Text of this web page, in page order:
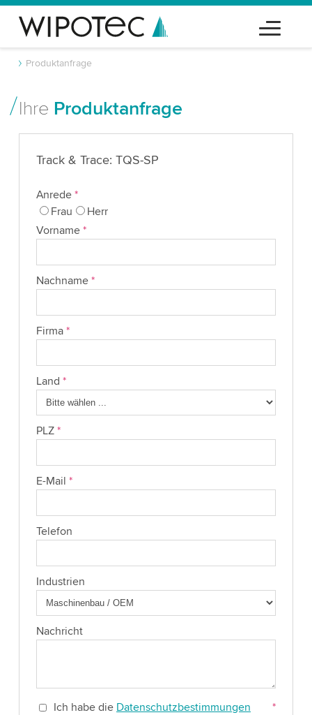
Produktanfrage
Ihre Produktanfrage
Track & Trace: TQS-SP
Anrede *
Frau
Herr
Vorname *
Nachname *
Firma *
Land *
PLZ *
E-Mail *
Telefon
Industrien
Nachricht
Ich habe die Datenschutzbestimmungen
*